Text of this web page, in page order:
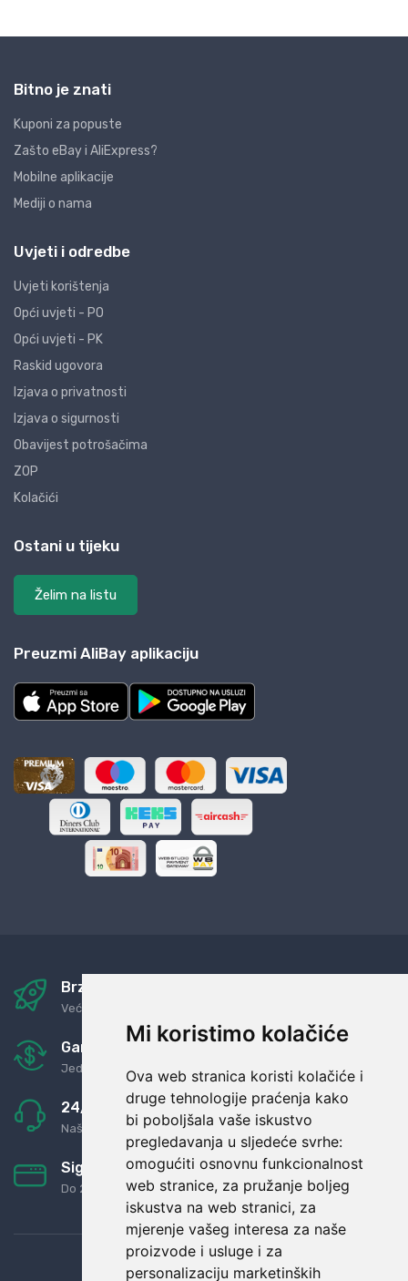
Mi koristimo kolačiće
Ova web stranica koristi kolačiće i
druge tehnologije praćenja kako
bi poboljšala vaše iskustvo
pregledavanja u sljedeće svrhe:
omogućiti osnovnu funkcionalnost
web stranice, za pružanje boljeg
iskustva na web stranici, za
mjerenje vašeg interesa za naše
proizvode i usluge i za
personalizaciju marketinških
Bitno je znati
Kuponi za popuste
Zašto eBay i AliExpress?
Mobilne aplikacije
Mediji o nama
Uvjeti i odredbe
Uvjeti korištenja
Opći uvjeti - PO
Opći uvjeti - PK
Raskid ugovora
Izjava o privatnosti
Izjava o sigurnosti
Obavijest potrošačima
ZOP
Kolačići
Ostani u tijeku
Želim na listu
Preuzmi AliBay aplikaciju
Brza i sigurna dostava
Već za nekoliko dana kod vas
Garancija u povrat novaca
Jednostavno pravilo: Roba za novac
24/7 odlična podrška
Naši agenti uvijek na raspolaganju
Sigurno obročno plaćanje
Do 24 rata bez kamata